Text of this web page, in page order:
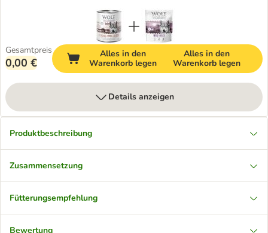
Gesamtpreis
0,00 €
Alles in den
Warenkorb legen
Alles in den
Warenkorb legen
Details anzeigen
Produktbeschreibung
Zusammensetzung
Fütterungsempfehlung
Bewertung